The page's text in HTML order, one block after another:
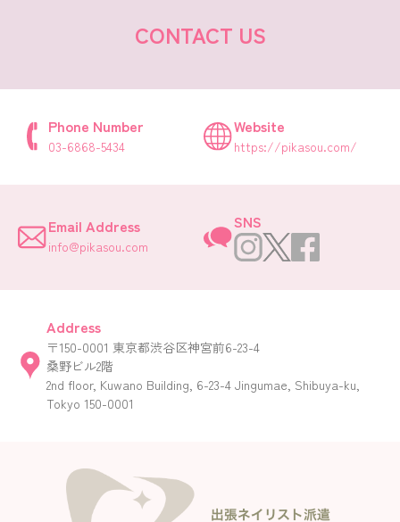
CONTACT US
Phone Number
03-6868-5434
Website
https://pikasou.com/
Email Address
info@pikasou.com
SNS
Address
〒150-0001 東京都渋谷区神宮前6-23-4
桑野ビル2階
2nd floor, Kuwano Building, 6-23-4 Jingumae, Shibuya-ku,
Tokyo 150-0001